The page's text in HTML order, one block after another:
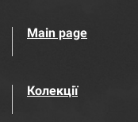
Main page
Колекції